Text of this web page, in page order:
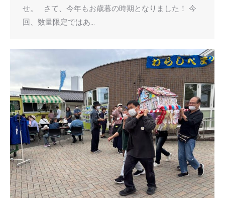
せ。 さて、今年もお歳暮の時期となりました！ 今
回、数量限定ではあ…